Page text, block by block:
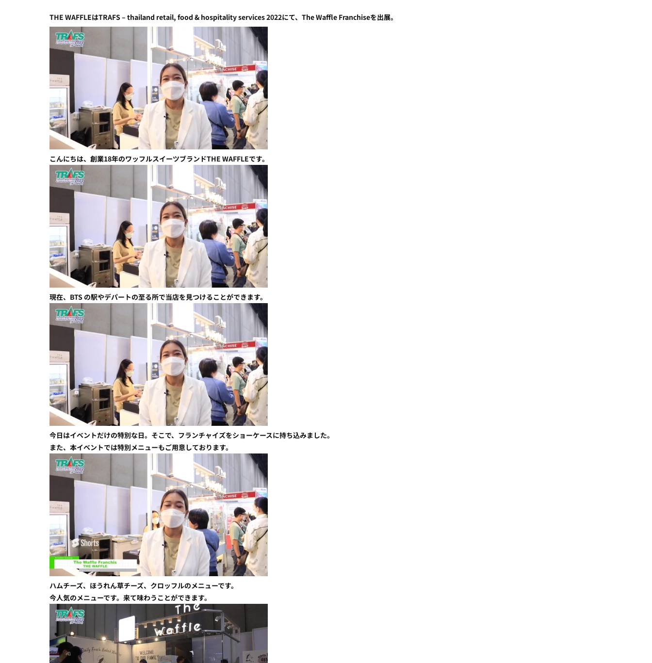
THE WAFFLEはTRAFS – thailand retail, food & hospitality services 2022にて、The Waffle Franchiseを出展。
こんにちは、創業18年のワッフルスイーツブランドTHE WAFFLEです。
現在、BTS の駅やデパートの至る所で当店を見つけることができます。
今日はイベントだけの特別な日。そこで、フランチャイズをショーケースに持ち込みました。
また、本イベントでは特別メニューもご用意しております。
ハムチーズ、ほうれん草チーズ、クロッフルのメニューです。
今人気のメニューです。来て味わうことができます。